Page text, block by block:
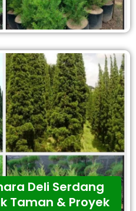
Deli Serdang
Taman & Proyek